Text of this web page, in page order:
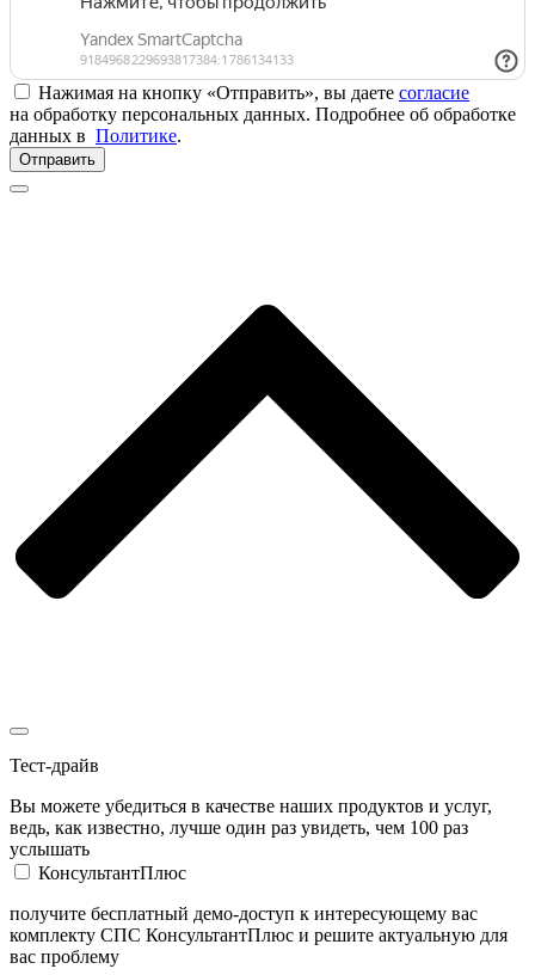
Нажимая на кнопку «Отправить», вы даете согласие
на обработку персональных данных. Подробнее об обработке
данных в Политике.
Отправить
Тест-драйв
Вы можете убедиться в качестве наших продуктов и услуг,
ведь, как известно, лучше один раз увидеть, чем 100 раз
услышать
КонсультантПлюс
получите бесплатный демо-доступ к интересующему вас
комплекту СПС КонсультантПлюс и решите актуальную для
вас проблему